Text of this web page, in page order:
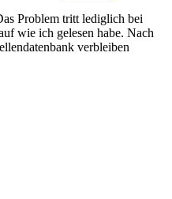
Problem tritt lediglich bei
wie ich gelesen habe. Nach
verbleiben